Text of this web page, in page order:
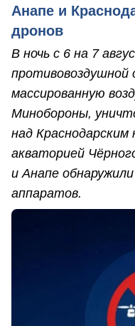
Анапе и
дронов
В ночь с 6 на 7
противовоздушной
массированную
Минобороны,
над
акваторией
и Анапе
аппаратов.